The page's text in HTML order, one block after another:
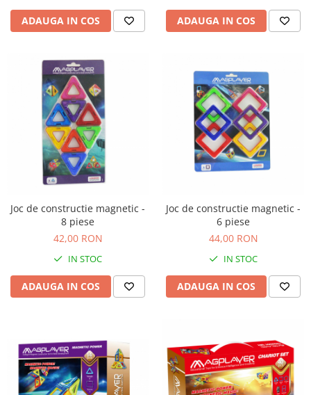
ADAUGA IN COS ADAUGA IN COS
Joc de constructie magnetic -
8 piese
42,00 RON
IN STOC
ADAUGA IN COS
Joc de constructie magnetic -
6 piese
44,00 RON
IN STOC
ADAUGA IN COS